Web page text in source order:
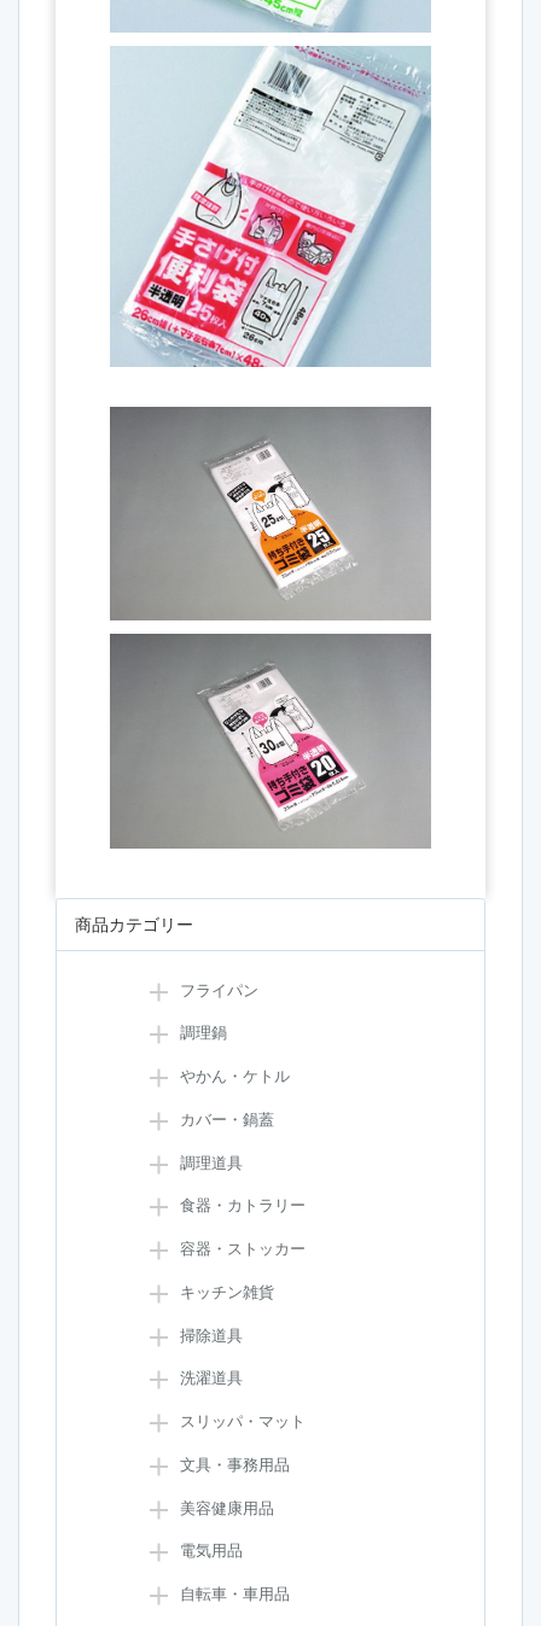
商品カテゴリー
フライパン
調理鍋
やかん・ケトル
カバー・鍋蓋
調理道具
食器・カトラリー
容器・ストッカー
キッチン雑貨
掃除道具
洗濯道具
スリッパ・マット
文具・事務用品
美容健康用品
電気用品
自転車・車用品